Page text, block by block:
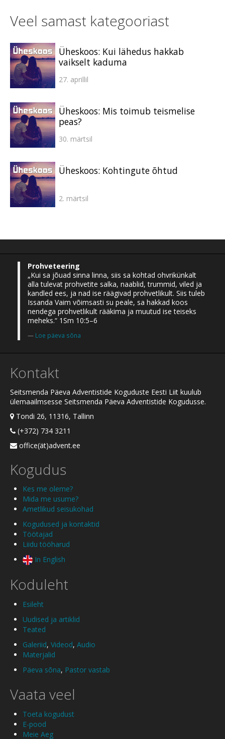
Veel samast kategooriast
Üheskoos: Kui lähedus hakkab
vaikselt kaduma
27. aprillil
Üheskoos: Mis toimub teismelise
peas?
30. märtsil
Üheskoos: Kohtingute õhtud
2. märtsil
Prohveteering
„Kui sa jõuad sinna linna, siis sa kohtad ohvrikünkalt
alla tulevat prohvetite salka, naablid, trummid, viled ja
kandled ees, ja nad ise räägivad prohvetlikult. Siis tuleb
Issanda Vaim võimsasti su peale, sa hakkad koos
nendega prohvetlikult rääkima ja muutud ise teiseks
meheks.“ 1Sm 10:5–6
Loe päeva sõna
Kontakt
Seitsmenda Päeva Adventistide Koguduste Eesti Liit kuulub
ülemaailmsesse Seitsmenda Päeva Adventistide Kogudusse.
Tondi 26, 11316, Tallinn
(+372) 734 3211
office(ät)advent.ee
Kogudus
Kes me oleme?
Mida me usume?
Ametlikud seisukohad
Kogudused ja kontaktid
Töötajad
Liidu tööharud
In English
Koduleht
Esileht
Uudised ja artiklid
Teated
Galeriid, Videod, Audio
Materjalid
Päeva sõna, Pastor vastab
Vaata veel
Toeta kogudust
E-pood
Meie Aeg